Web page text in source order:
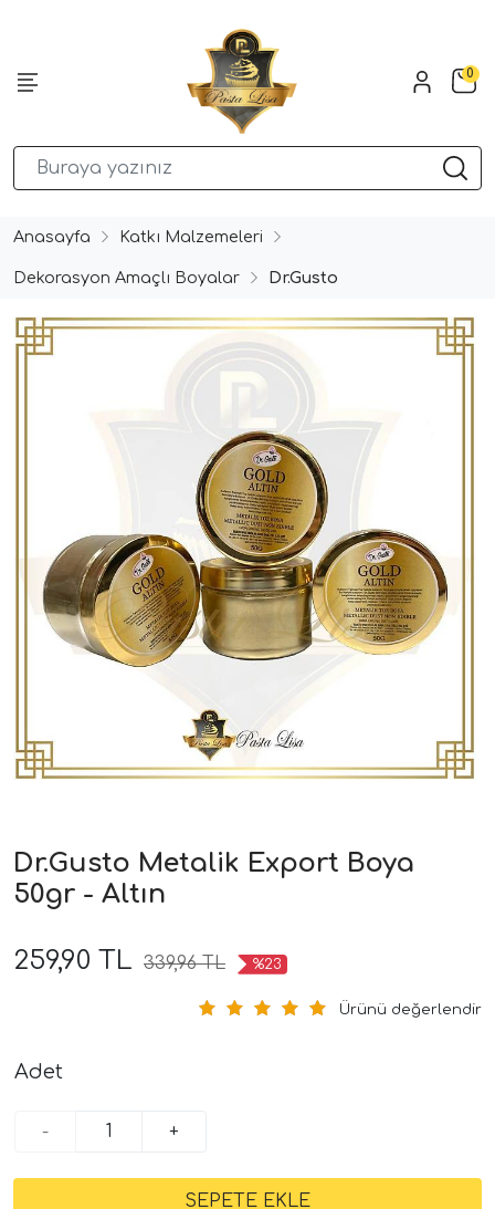
0
Anasayfa Katkı Malzemeleri
Dekorasyon Amaçlı Boyalar Dr.Gusto
Dr.Gusto Metalik Export Boya
50gr - Altın
259,90 TL 339,96 TL %23
Ürünü değerlendir
Adet
- +